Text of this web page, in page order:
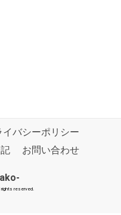
イバシーポリシー
お問い合わせ
rights reserved.